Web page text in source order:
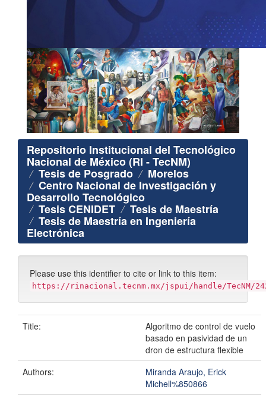
Repositorio Institucional del Tecnológico
Nacional de México (RI - TecNM)
Tesis de Posgrado Morelos
Centro Nacional de Investigación y
Desarrollo Tecnológico
Tesis CENIDET Tesis de Maestría
Tesis de Maestría en Ingeniería
Electrónica
Please use this identifier to cite or link to this item:
https://rinacional.tecnm.mx/jspui/handle/TecNM/
Title:
Algoritmo de control de vuelo
basado en pasividad de un
dron de estructura flexible
Authors:
Miranda Araujo, Erick
Michell%850866